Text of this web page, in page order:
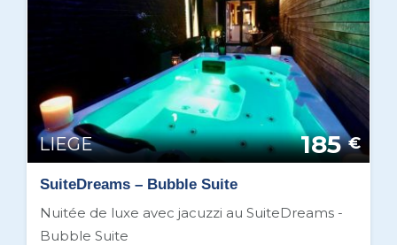
LIEGE 185 €
SuiteDreams – Bubble Suite
Nuitée de luxe avec jacuzzi au SuiteDreams -
Bubble Suite